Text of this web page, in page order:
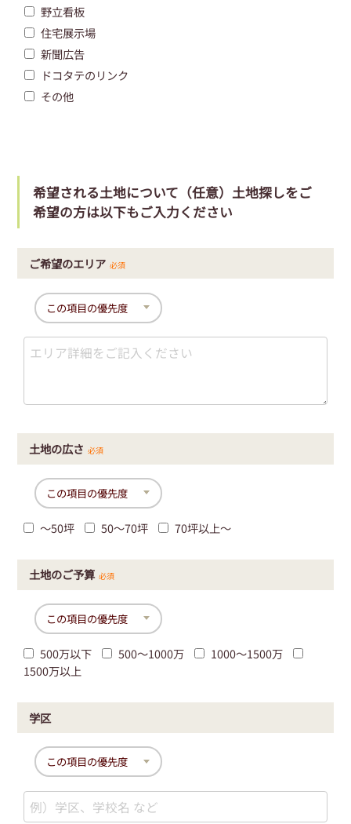
野立看板
住宅展示場
新聞広告
ドコタテのリンク
その他
希望される土地について（任意）土地探しをご
希望の方は以下もご入力ください
ご希望のエリア 必須
土地の広さ 必須
〜50坪 50〜70坪 70坪以上〜
土地のご予算 必須
500万以下 500〜1000万
1000〜1500万
1500万以上
学区